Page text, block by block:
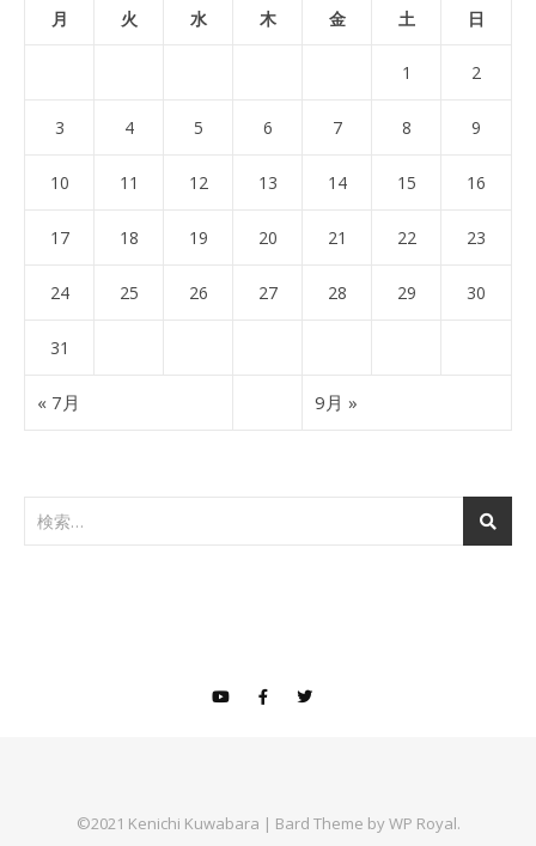
月 火 水 木 金 土 日
1 2
3 4 5 6 7 8 9
10 11 12 13 14 15 16
17 18 19 20 21 22 23
24 25 26 27 28 29 30
31
« 7月 9月 »
©2021 Kenichi Kuwabara | Bard Theme byWP Royal.